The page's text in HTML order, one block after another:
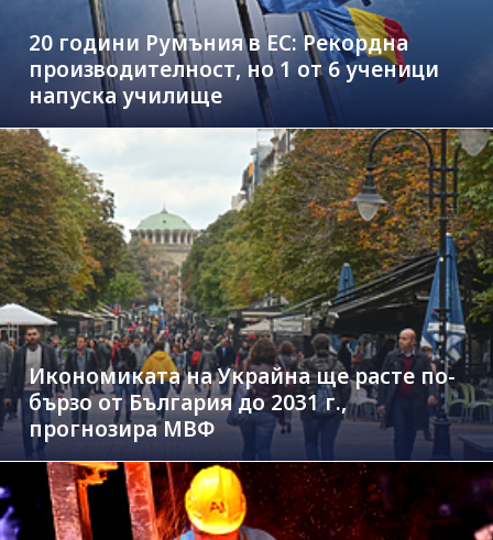
20 години Румъния в ЕС: Рекордна
производителност, но 1 от 6 ученици
напуска училище
Икономиката на Украйна ще расте по-
бързо от България до 2031 г.,
прогнозира МВФ